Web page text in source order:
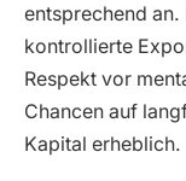
entsprechend
kontrollierte
Respekt vor
Chancen auf
Kapital erheblich.